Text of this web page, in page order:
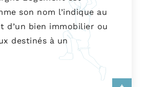
son nom l’indique au
d’un bien immobilier ou
destinés à un